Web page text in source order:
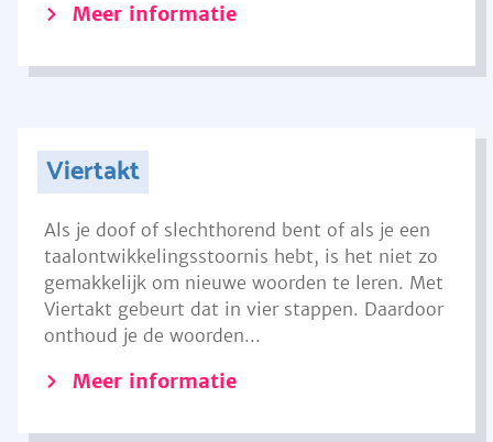
Meer informatie
Viertakt
Als je doof of slechthorend bent of als je een
taalontwikkelingsstoornis hebt, is het niet zo
gemakkelijk om nieuwe woorden te leren. Met
Viertakt gebeurt dat in vier stappen. Daardoor
onthoud je de woorden...
Meer informatie